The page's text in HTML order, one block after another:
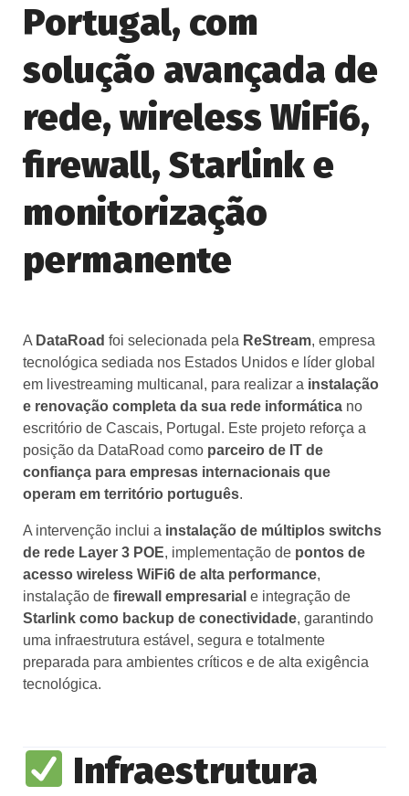
Portugal, com
solução avançada de
rede, wireless WiFi6,
firewall, Starlink e
monitorização
permanente
A DataRoad foi selecionada pela ReStream, empresa
tecnológica sediada nos Estados Unidos e líder global
em livestreaming multicanal, para realizar a instalação
e renovação completa da sua rede informática no
escritório de Cascais, Portugal. Este projeto reforça a
posição da DataRoad como parceiro de IT de
confiança para empresas internacionais que
operam em território português.
A intervenção inclui a instalação de múltiplos switchs
de rede Layer 3 POE, implementação de pontos de
acesso wireless WiFi6 de alta performance,
instalação de firewall empresarial e integração de
Starlink como backup de conectividade, garantindo
uma infraestrutura estável, segura e totalmente
preparada para ambientes críticos e de alta exigência
tecnológica.
Infraestrutura